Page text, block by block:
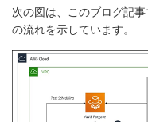
次の図は、このブログ記
の流れを示しています。